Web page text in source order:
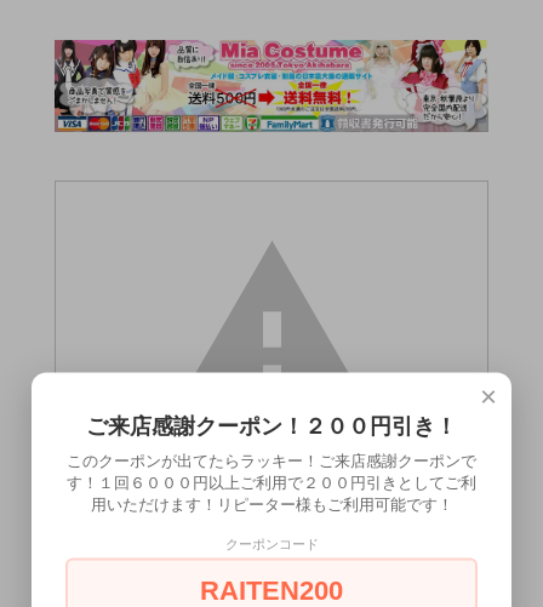
うごめくビッチ名器）は18歳未満の方には
×
ご来店感謝クーポン！２００円引き！
このクーポンが出てたらラッキー！ご来店感謝クーポンで
す！１回６０００円以上ご利用で２００円引きとしてご利
用いただけます！リピーター様もご利用可能です！
クーポンコード
RAITEN200